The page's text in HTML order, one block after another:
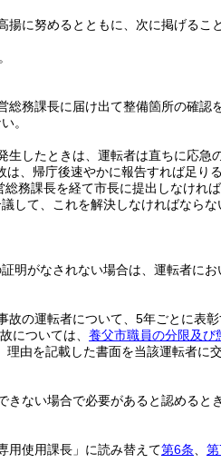
に努めるとともに、次に掲げるこ
務課長に届け出て整備箇所の確認
。
したときは、運転者は直ちに応急
、帰庁後速やかに報告すれば足りる
総務課長を経て市長に提出しなければ
して、これを解決しなければならな
明がなされない場合は、運転者に
の運転者について、5年ごとに表彰
については、 養父市職員の分限及び
由を記載した書面を当該運転者に
ない場合で必要があると認めると
用使用課長」に読み替えて第6条